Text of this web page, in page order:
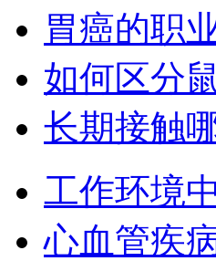
胃癌的职
如何区分
长期接触
工作环境
心血管疾